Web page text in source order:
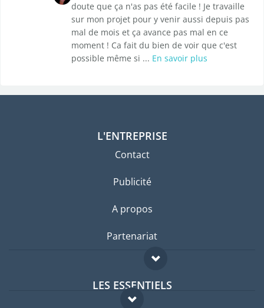
doute que ça n'as pas été facile ! Je travaille
sur mon projet pour y venir aussi depuis pas
mal de mois et ça avance pas mal en ce
moment ! Ca fait du bien de voir que c'est
possible même si ... En savoir plus
L'ENTREPRISE
Contact
Publicité
A propos
Partenariat
LES ESSENTIELS
Forum expatriés